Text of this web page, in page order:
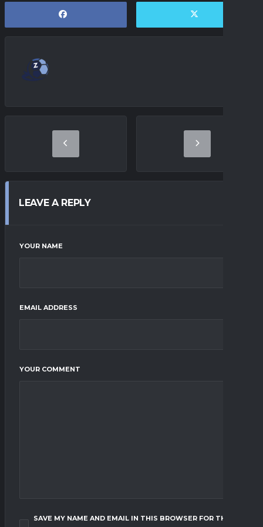
LEAVE A REPLY
YOUR NAME
EMAIL ADDRESS
YOUR COMMENT
SAVE MY NAME AND EMAIL IN THIS BROWSER FOR THE